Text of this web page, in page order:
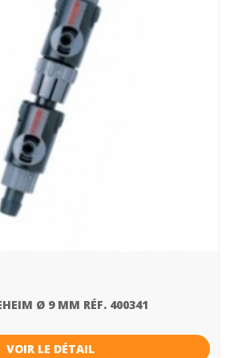
Ø 9 MM RÉF. 400341
VOIR LE DÉTAIL